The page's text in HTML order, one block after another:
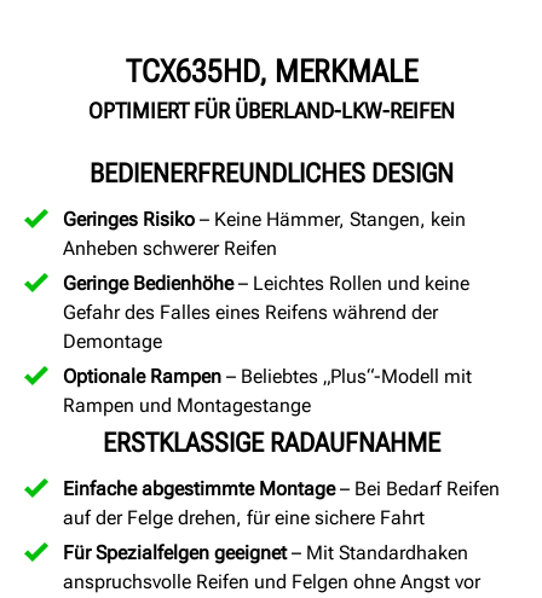
TCX635HD, MERKMALE
OPTIMIERT FÜR ÜBERLAND-LKW-REIFEN
BEDIENERFREUNDLICHES DESIGN
Geringes Risiko – Keine Hämmer, Stangen, kein
Anheben schwerer Reifen
Geringe Bedienhöhe– Leichtes Rollen und keine
Gefahr des Falles eines Reifens während der
Demontage
Optionale Rampen – Beliebtes „Plus“-Modell mit
Rampen und Montagestange
ERSTKLASSIGE RADAUFNAHME
Einfache abgestimmte Montage– Bei Bedarf Reifen
auf der Felge drehen, für eine sichere Fahrt
Für Spezialfelgen geeignet– Mit Standardhaken
anspruchsvolle Reifen und Felgen ohne Angst vor